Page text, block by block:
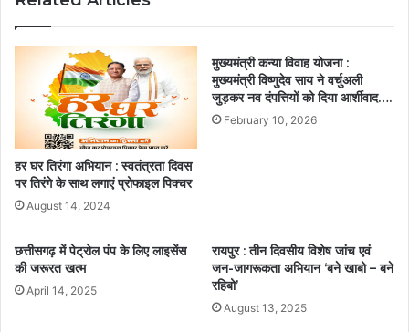
हर घर तिरंगा अभियान : स्वतंत्रता दिवस
पर तिरंगे के साथ लगाएं प्रोफाइल पिक्चर
August 14, 2024
मुख्यमंत्री कन्या विवाह योजना :
मुख्यमंत्री विष्णुदेव साय ने वर्चुअली
जुड़कर नव दंपत्तियों को दिया आर्शीवाद….
February 10, 2026
छत्तीसगढ़ में पेट्रोल पंप के लिए लाइसेंस
की जरूरत खत्म
April 14, 2025
रायपुर : तीन दिवसीय विशेष जांच एवं
जन-जागरूकता अभियान ‘बने खाबो – बने
रहिबो’
August 13, 2025